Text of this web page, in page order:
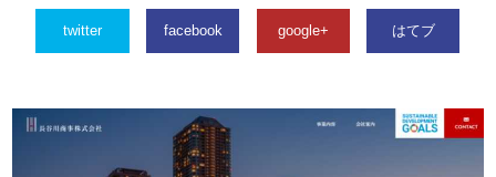
twitter facebook google+ はてブ